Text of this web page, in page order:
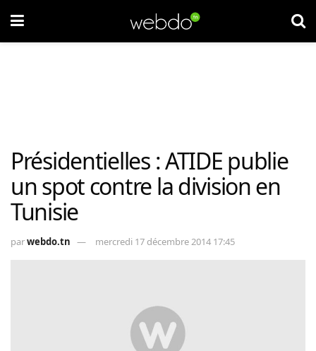
Présidentielles : ATIDE publie
un spot contre la division en
Tunisie
parwebdo.tn mercredi 17 décembre 2014 17:45